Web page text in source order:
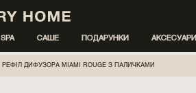
SPA САШЕ ПОДАРУНКИ АКСЕСУАРИ
РЕФІЛ ДИФУЗОРА MIAMI ROUGE З ПАЛИЧКАМИ